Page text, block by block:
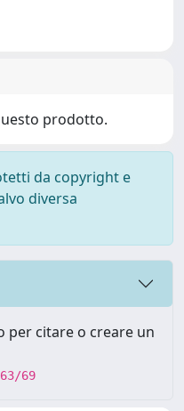
prodotto.
da copyright e
diversa
per citare o creare un
69